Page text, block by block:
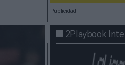
Publicidad
2Playbook